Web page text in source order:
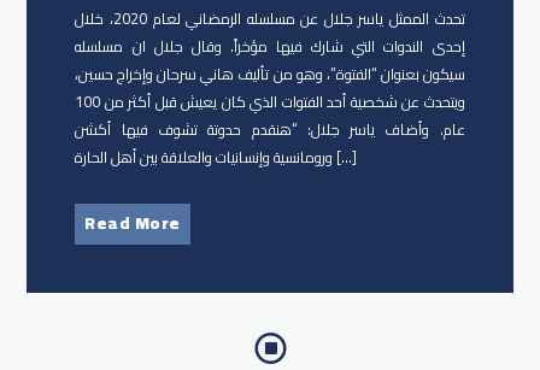
تحدث الممثل ياسر جلال​ عن مسلسله الرمضاني لعام 2020، خلال
إحدى الندوات التي شارك فيها مؤخراً. وقال جلال ان مسلسله
سيكون بعنوان “الفتوة”، وهو من تأليف هاني سرحان وإخراج حسين،
ويتحدث عن شخصية أحد الفتوات الذي كان يعيش قبل أكثر من 100
عام. وأضاف ياسر جلال: “هنقدم حدوتة تشوف فيها أكشن
ورومانسية وإنسانيات والعلاقة بين أهل الحارة […]
Read More